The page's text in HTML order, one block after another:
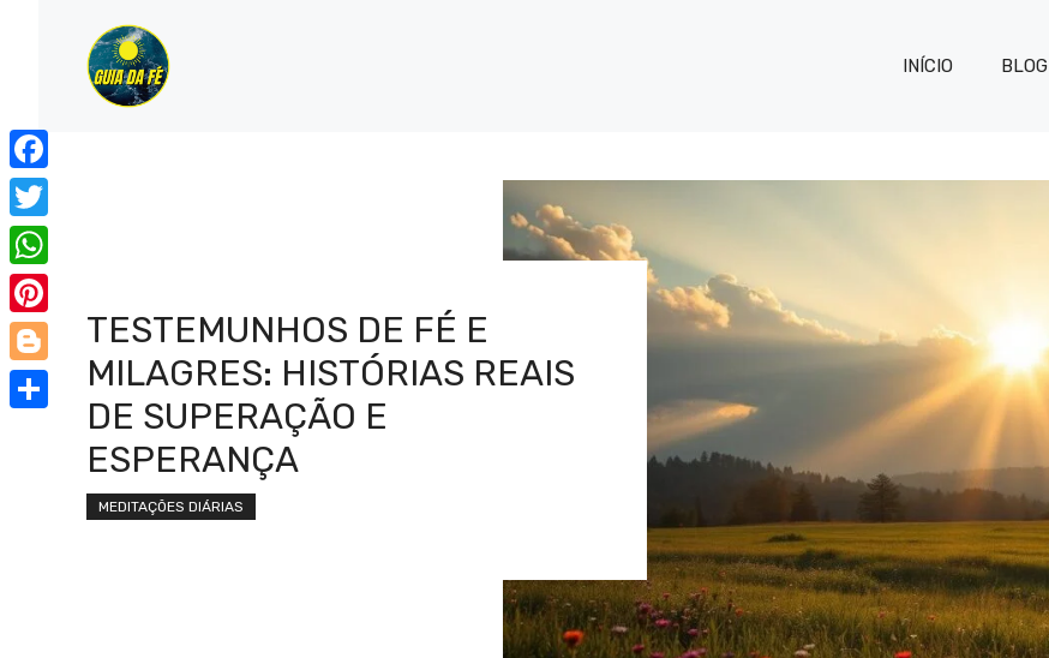
INÍCIO BLOG
TESTEMUNHOS DE FÉ E
MILAGRES: HISTÓRIAS REAIS
DE SUPERAÇÃO E
ESPERANÇA
MEDITAÇÕES DIÁRIAS
Facebook
Twitter
WhatsApp
Pinterest
Blogger